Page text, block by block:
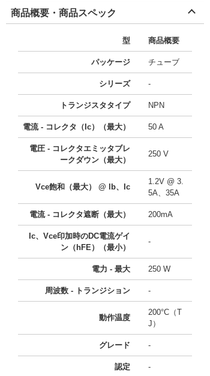
商品概要・商品スペック
型 商品概要
パッケージ チューブ
シリーズ -
トランジスタタイプ NPN
電流 - コレクタ（Ic）（最大） 50 A
電圧 - コレクタエミッタブレ
ークダウン（最大）
250 V
Vce飽和（最大） @ lb、Ic
1.2V @ 3.
5A、35A
電流 - コレクタ遮断（最大） 200mA
Ic、Vce印加時のDC電流ゲイ
ン（hFE）（最小）
-
電力 - 最大 250 W
周波数 - トランジション -
動作温度
200°C（T
J）
グレード -
認定 -